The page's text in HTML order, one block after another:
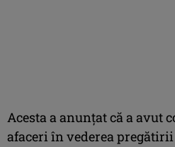
Acesta a anunţat că a avut
afaceri în vederea